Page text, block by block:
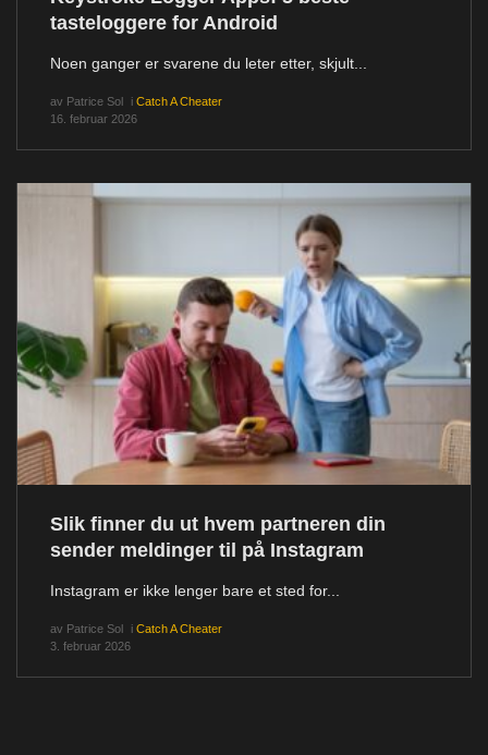
tasteloggere for Android
Noen ganger er svarene du leter etter, skjult...
av Patrice Sol i Catch A Cheater
16. februar 2026
Slik finner du ut hvem partneren din
sender meldinger til på Instagram
Instagram er ikke lenger bare et sted for...
av Patrice Sol i Catch A Cheater
3. februar 2026